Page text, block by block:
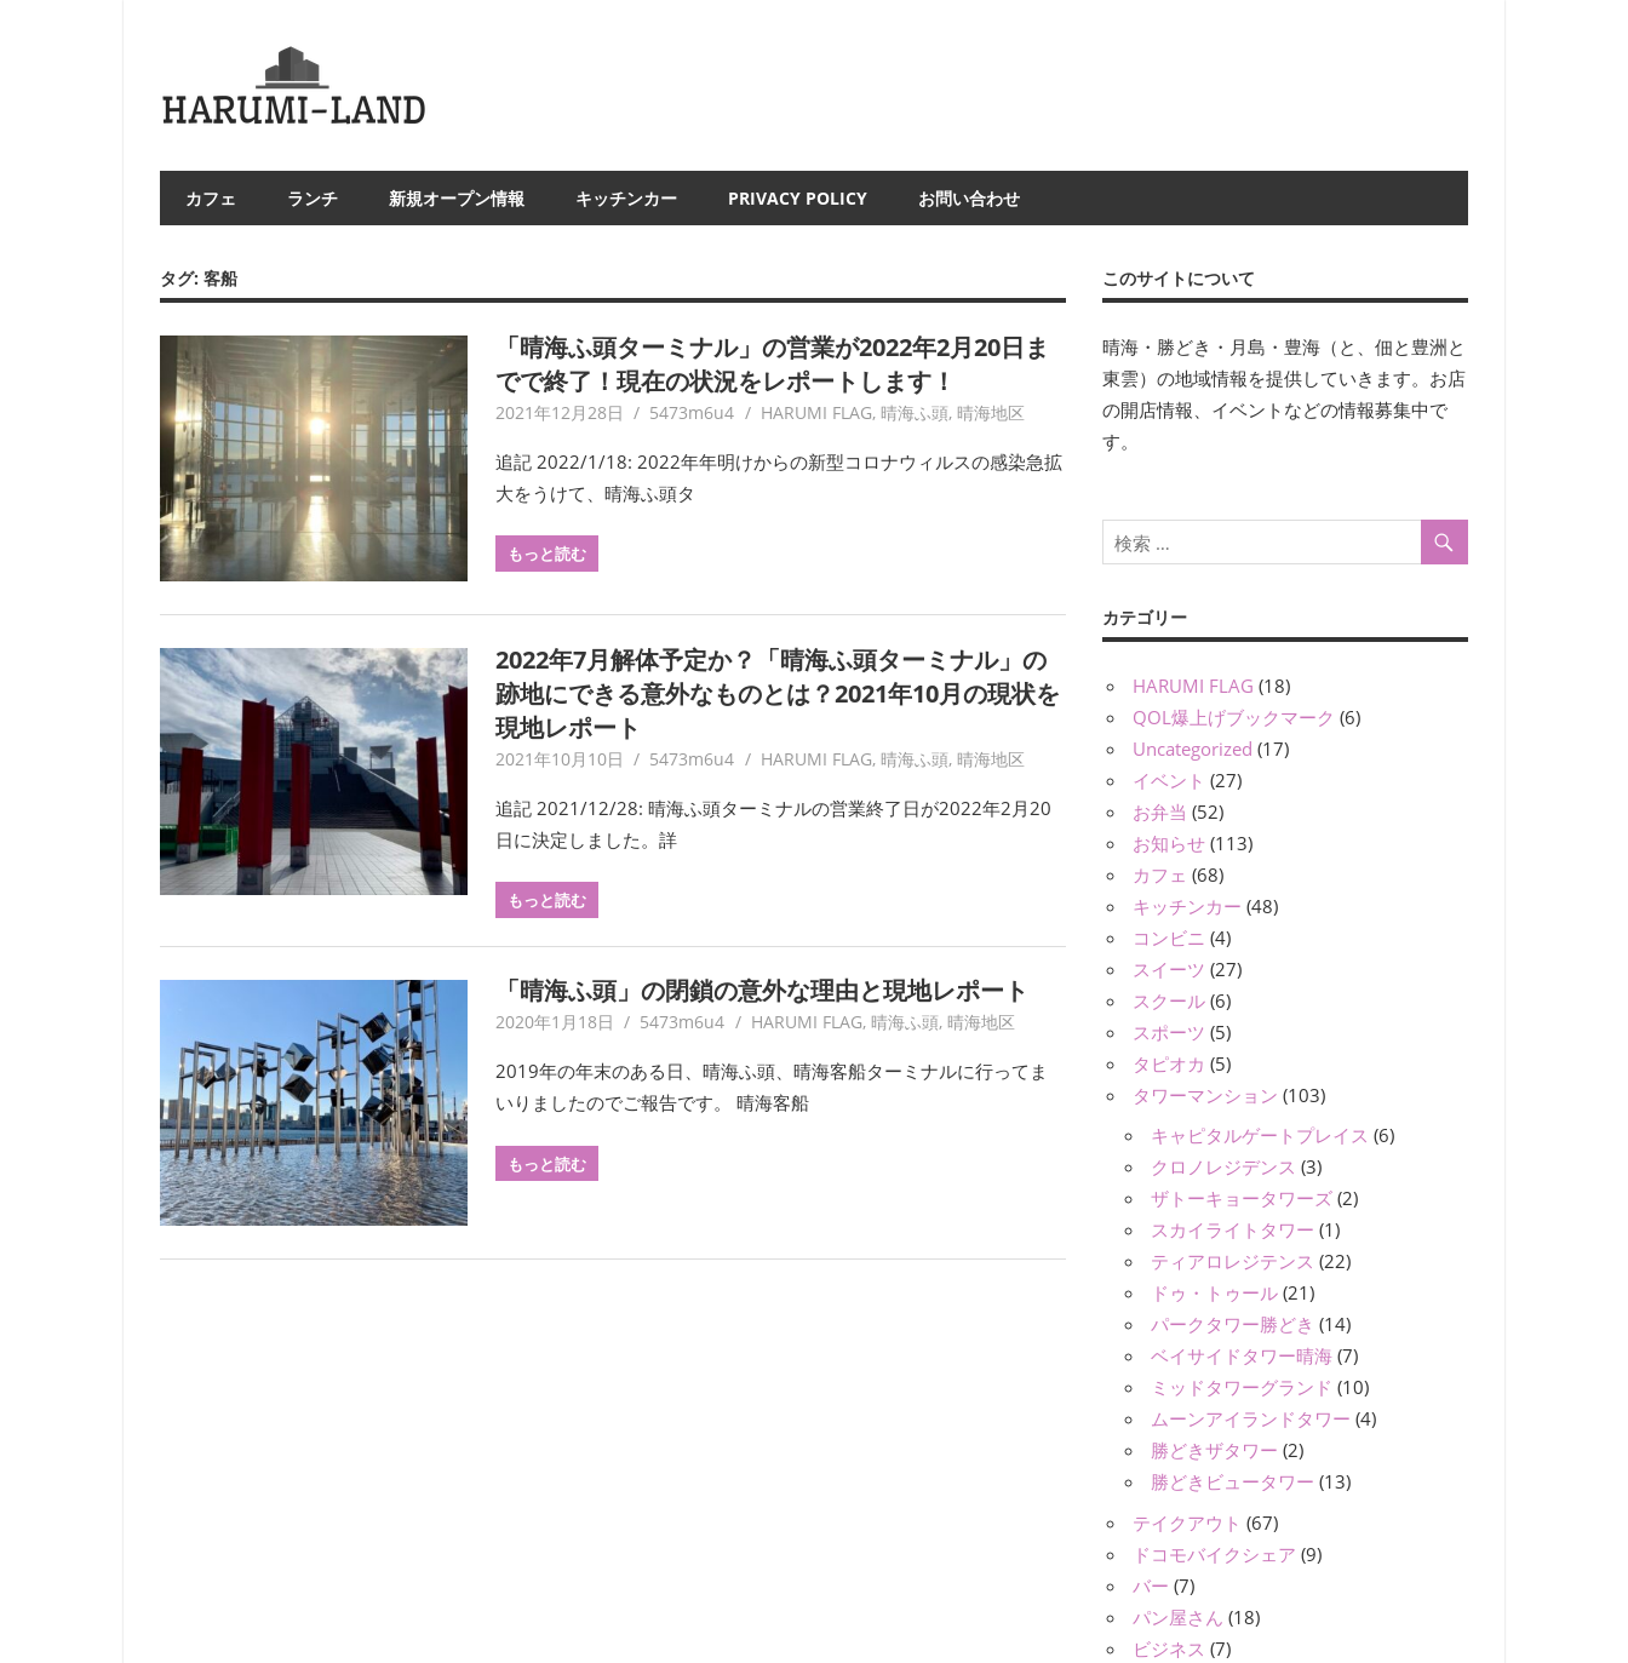
カフェ ランチ 新規オープン情報 キッチンカー PRIVACY POLICY お問い合わせ
タグ: 客船
「晴海ふ頭ターミナル」の営業が2022年2月20日ま
でで終了！現在の状況をレポートします！
2021年12月28日 5473m6u4 HARUMI FLAG, 晴海ふ頭, 晴海地区
追記 2022/1/18: 2022年年明けからの新型コロナウィルスの感染急拡
大をうけて、晴海ふ頭タ
もっと読む
2022年7月解体予定か？「晴海ふ頭ターミナル」の
跡地にできる意外なものとは？2021年10月の現状を
現地レポート
2021年10月10日 5473m6u4 HARUMI FLAG, 晴海ふ頭, 晴海地区
追記 2021/12/28: 晴海ふ頭ターミナルの営業終了日が2022年2月20
日に決定しました。詳
もっと読む
「晴海ふ頭」の閉鎖の意外な理由と現地レポート
2020年1月18日 5473m6u4 HARUMI FLAG, 晴海ふ頭, 晴海地区
2019年の年末のある日、晴海ふ頭、晴海客船ターミナルに行ってま
いりましたのでご報告です。 晴海客船
もっと読む
このサイトについて
晴海・勝どき・月島・豊海（と、佃と豊洲と
東雲）の地域情報を提供していきます。お店
の開店情報、イベントなどの情報募集中で
す。
カテゴリー
HARUMI FLAG (18)
QOL爆上げブックマーク (6)
Uncategorized (17)
イベント (27)
お弁当 (52)
お知らせ (113)
カフェ (68)
キッチンカー (48)
コンビニ (4)
スイーツ (27)
スクール (6)
スポーツ (5)
タピオカ (5)
タワーマンション (103)
キャピタルゲートプレイス (6)
クロノレジデンス (3)
ザトーキョータワーズ (2)
スカイライトタワー (1)
ティアロレジテンス (22)
ドゥ・トゥール (21)
パークタワー勝どき (14)
ベイサイドタワー晴海 (7)
ミッドタワーグランド (10)
ムーンアイランドタワー (4)
勝どきザタワー (2)
勝どきビュータワー (13)
テイクアウト (67)
ドコモバイクシェア (9)
バー (7)
パン屋さん (18)
ビジネス (7)